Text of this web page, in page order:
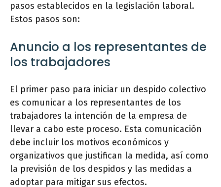
pasos establecidos en la legislación laboral.
Estos pasos son:
Anuncio a los representantes de
los trabajadores
El primer paso para iniciar un despido colectivo
es comunicar a los representantes de los
trabajadores la intención de la empresa de
llevar a cabo este proceso. Esta comunicación
debe incluir los motivos económicos y
organizativos que justifican la medida, así como
la previsión de los despidos y las medidas a
adoptar para mitigar sus efectos.